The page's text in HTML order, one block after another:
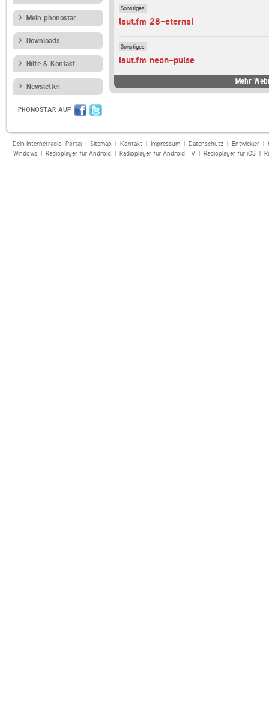
Mein phonostar
Downloads
Hilfe & Kontakt
Newsletter
PHONOSTAR AUF
Sonstiges
laut.fm 28-eternal
Sonstiges
laut.fm neon-pulse
Mehr
Dein Internetradio-Portal : Sitemap| Kontakt| Impressum| Datenschutz| Entwickler|
Windows| Radioplayer für Android| Radioplayer für Android TV| Radioplayer für iOS|